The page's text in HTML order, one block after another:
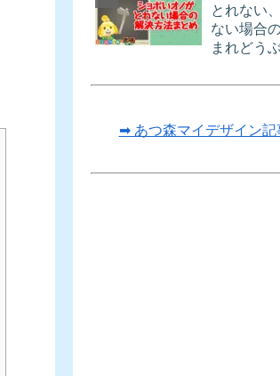
とれない
ない場合
まれどう
➡ あつ森マイデザイン記